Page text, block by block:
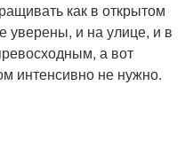
как в открытом
уверены, и на улице, и в
а вот
интенсивно не нужно.